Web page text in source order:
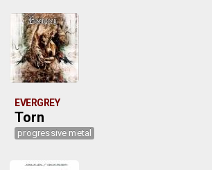
EVERGREY
Torn
progressive metal